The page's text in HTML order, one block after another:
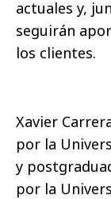
actuales y,
seguirán
los clientes.
Xavier
por la
y
por la